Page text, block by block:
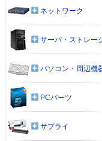
ネットワーク
サーバ・ストレー
パソコン・周辺機
PCパーツ
サプライ